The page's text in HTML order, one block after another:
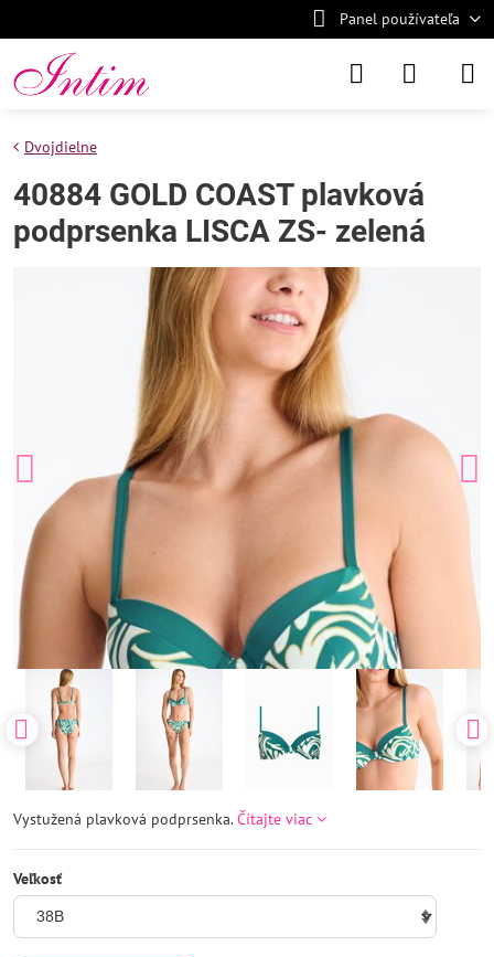
Panel používateľa
Dvojdielne
40884 GOLD COAST plavková
podprsenka LISCA ZS- zelená
Vystužená plavková podprsenka.Čítajte viac
Veľkosť